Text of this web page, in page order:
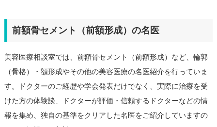
前額骨セメント（前額形成）の名医
美容医療相談室では、前額骨セメント（前額形成）など、輪郭
（骨格）・額形成やその他の美容医療の名医紹介を行っていま
す。ドクターのご経歴や学会発表だけでなく、実際に治療を受
けた方の体験談、ドクターが評価・信頼するドクターなどの情
報を集め、独自の基準をクリアした名医をご紹介していますの